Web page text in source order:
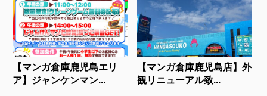
【マンガ倉庫鹿児島エリ
ア】ジャンケンマン...
【マンガ倉庫鹿児島店】外
観リニューアル致...